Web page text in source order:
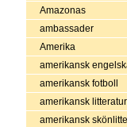
Amazonas
ambassader
Amerika
amerikansk
amerikansk fotboll
amerikansk
amerikansk